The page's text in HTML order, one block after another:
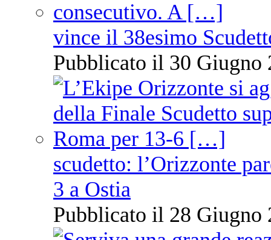
vince il 38esimo
Pubblicato il 30 Giugno
scudetto: l’Orizzonte
3 a Ostia
Pubblicato il 28 Giugno